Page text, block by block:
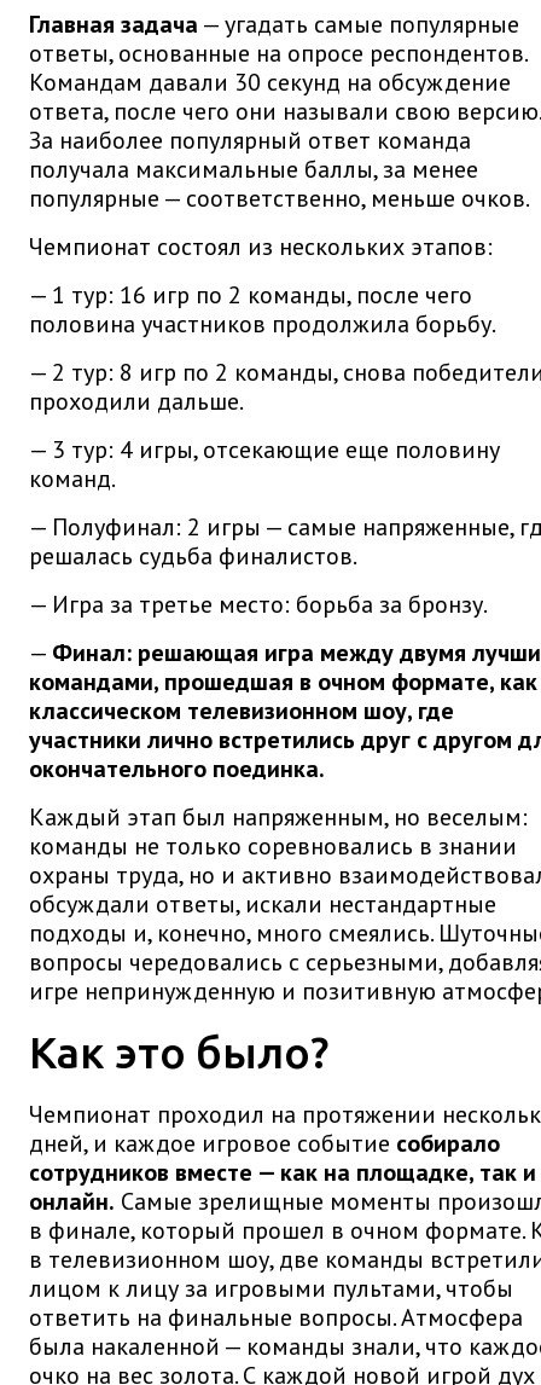
Главная задача — угадать самые популярные
ответы, основанные на опросе респондентов.
Командам давали 30 секунд на обсуждение
ответа, после чего они называли свою версию.
За наиболее популярный ответ команда
получала максимальные баллы, за менее
популярные — соответственно, меньше очков.
Чемпионат состоял из нескольких этапов:
— 1 тур: 16 игр по 2 команды, после чего
половина участников продолжила борьбу.
— 2 тур: 8 игр по 2 команды, снова
проходили дальше.
— 3 тур: 4 игры, отсекающие еще половину
команд.
— Полуфинал: 2 игры — самые напряженные,
решалась судьба финалистов.
— Игра за третье место: борьба за бронзу.
— Финал: решающая игра между двумя
командами, прошедшая в очном формате, как
классическом телевизионном шоу, где
участники лично встретились друг с другом
окончательного поединка.
Каждый этап был напряженным, но веселым:
команды не только соревновались в знании
охраны труда, но и активно
обсуждали ответы, искали нестандартные
подходы и, конечно, много смеялись.
вопросы чередовались с серьезными,
игре непринужденную и позитивную
Как это было?
Чемпионат проходил на протяжении
дней, и каждое игровое событие собирало
сотрудников вместе — как на площадке, так и
онлайн. Самые зрелищные моменты
в финале, который прошел в очном формате.
в телевизионном шоу, две команды
лицом к лицу за игровыми пультами, чтобы
ответить на финальные вопросы. Атмосфера
была накаленной — команды знали, что
очко на вес золота. С каждой новой игрой дух